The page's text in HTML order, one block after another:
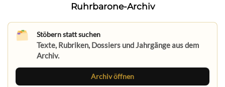
Ruhrbarone-Archiv
Stöbern statt suchen
Texte, Rubriken, Dossiers und Jahrgänge aus dem
Archiv.
Archiv öffnen